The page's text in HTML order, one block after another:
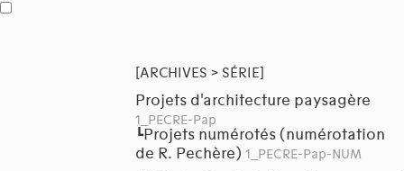
[ARCHIVES > SÉRIE]
Projets d'architecture paysagère
1_PECRE-Pap
┗Projets numérotés (numérotation
de R. Pechère) 1_PECRE-Pap-NUM